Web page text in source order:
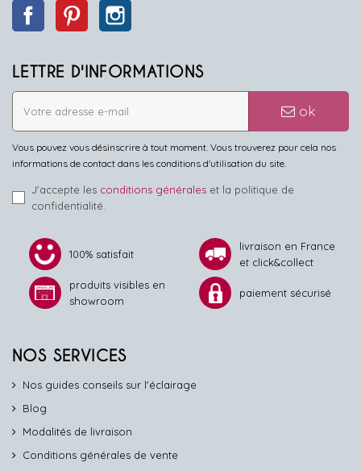
Facebook Pinterest
LETTRE D'INFORMATIONS
ok
Vous pouvez vous désinscrire à tout moment. Vous trouverez pour cela nos
informations de contact dans les conditions d'utilisation du site.
J'accepte les conditions générales et la politique de
confidentialité.
100% satisfait
livraison en France
et click&collect
produits visibles en
showroom
paiement sécurisé
NOS SERVICES
Nos guides conseils sur l'éclairage
Blog
Modalités de livraison
Conditions générales de vente